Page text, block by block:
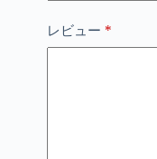
レビュー *